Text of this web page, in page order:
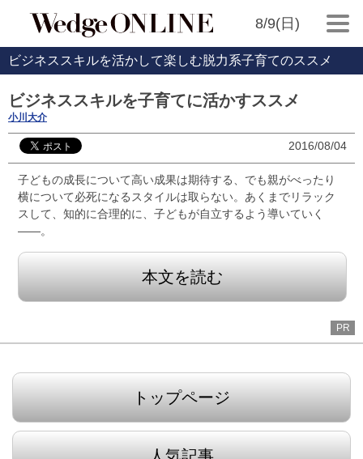
8/9(日)
ビジネススキルを活かして楽しむ脱力系子育てのススメ
ビジネススキルを子育てに活かすススメ
小川大介
2016/08/04
子どもの成長について高い成果は期待する、でも親がべったり
横について必死になるスタイルは取らない。あくまでリラック
スして、知的に合理的に、子どもが自立するよう導いていく
――。
本文を読む
PR
トップページ